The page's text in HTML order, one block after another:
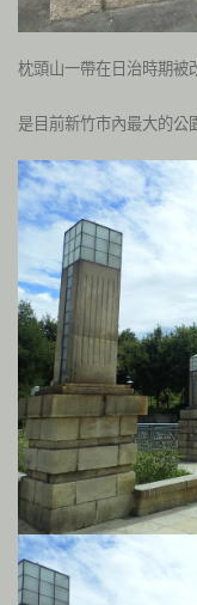
枕頭山一帶在日治時期被
是目前新竹市內最大的公